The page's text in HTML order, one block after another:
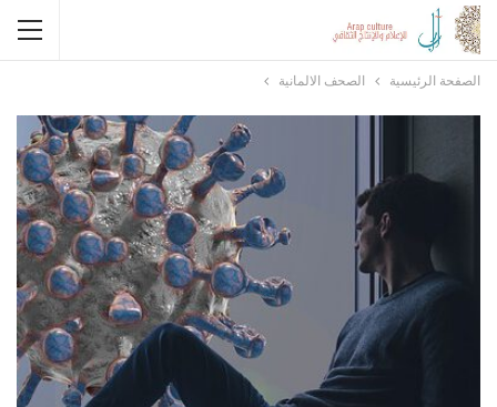
الصفحة الرئيسية الصحف الالمانية